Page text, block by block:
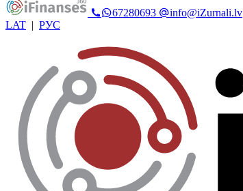
67280693
info@iZurnali.lv
LAT | РУС